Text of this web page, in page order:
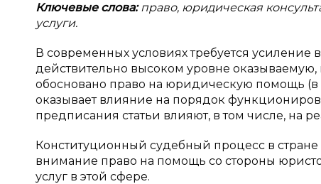
Ключевые слова:право, юридическая
услуги.
В современных условиях требуется
действительно высоком уровне
обосновано право на юридическую помощь (в
оказывает влияние на порядок
предписания статьи влияют, в том числе, на
Конституционный судебный процесс в
внимание право на помощь со стороны
услуг в этой сфере.